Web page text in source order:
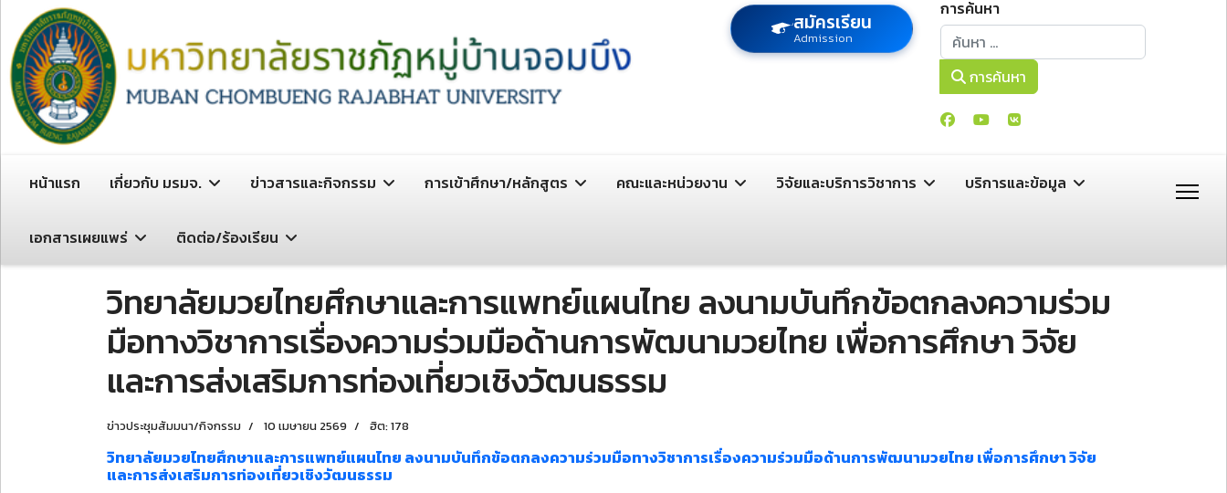
สมัครเรียน
Admission
การค้นหา
การค้นหา
การค้นหา
หน้าแรก เกี่ยวกับ มรมจ. ข่าวสารและกิจกรรม การเข้าศึกษา/หลักสูตร คณะและหน่วยงาน วิจัยและบริการวิชาการ บริการและข้อมูล
เอกสารเผยแพร่ ติดต่อ/ร้องเรียน
วิทยาลัยมวยไทยศึกษาและการแพทย์แผนไทย ลงนามบันทึกข้อตกลงความร่วม
มือทางวิชาการเรื่องความร่วมมือด้านการพัฒนามวยไทย เพื่อการศึกษา วิจัย
และการส่งเสริมการท่องเที่ยวเชิงวัฒนธรรม
ข่าวประชุมสัมมนา/กิจกรรม 10 เมษายน 2569 ฮิต: 178
วิทยาลัยมวยไทยศึกษาและการแพทย์แผนไทย ลงนามบันทึกข้อตกลงความร่วมมือทางวิชาการเรื่องความร่วมมือด้านการพัฒนามวยไทย เพื่อการศึกษา วิจัย
และการส่งเสริมการท่องเที่ยวเชิงวัฒนธรรม